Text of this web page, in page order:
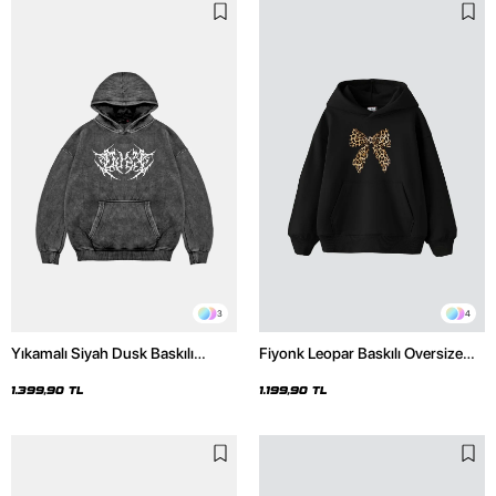
3
Yıkamalı Siyah Dusk Baskılı
1.399,90 TL
4
Fiyonk Leopar Baskılı Oversize
1.199,90 TL